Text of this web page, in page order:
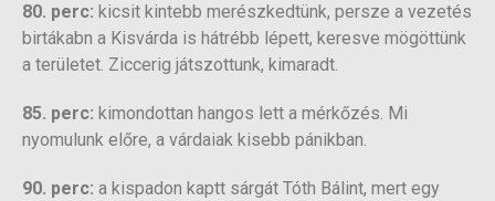
80. perc: kicsit kintebb merészkedtünk, persze a vezetés
birtákabn a Kisvárda is hátrébb lépett, keresve mögöttünk
a területet. Ziccerig játszottunk, kimaradt.
85. perc: kimondottan hangos lett a mérkőzés. Mi
nyomulunk előre, a várdaiak kisebb pánikban.
90. perc: a kispadon kaptt sárgát Tóth Bálint, mert egy